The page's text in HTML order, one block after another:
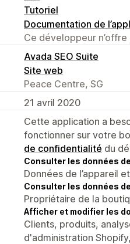
Tutoriel
Documentation de
Ce développeur n’offre
Avada SEO Suite
Site web
Peace Centre, SG
21 avril 2020
Cette application a
fonctionner sur votre
de confidentialité du
Consulter les données
Données de l’appareil
Consulter les données
Propriétaire de la
Afficher et modifier les
Clients, produits,
d'administration